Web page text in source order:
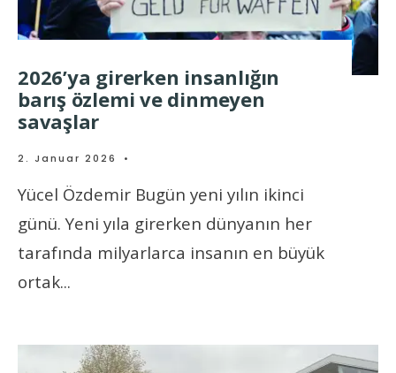
2026’ya girerken insanlığın
barış özlemi ve dinmeyen
savaşlar
2. Januar 2026 •
Yücel Özdemir Bugün yeni yılın ikinci
günü. Yeni yıla girerken dünyanın her
tarafında milyarlarca insanın en büyük
ortak...